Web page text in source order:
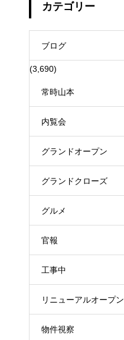
カテゴリー
ブログ
(3,690)
常時山本
内覧会
グランドオープン
グランドクローズ
グルメ
官報
工事中
リニューアルオープン
物件視察